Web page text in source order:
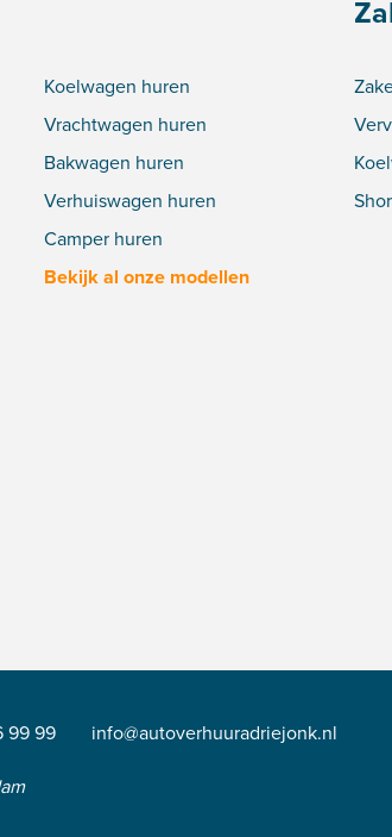
Koelwagen huren
Vrachtwagen huren
Bakwagen huren
Verhuiswagen huren
Camper huren
Bekijk al onze modellen
99 99 info@autoverhuuradriejonk.nl